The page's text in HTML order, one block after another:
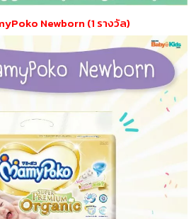
Newborn (1 รางวัล)